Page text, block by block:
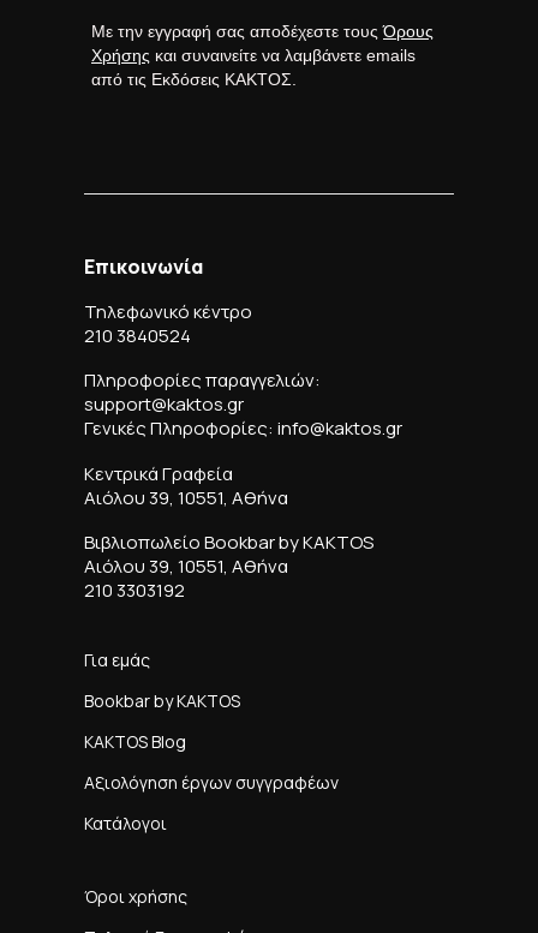
Με την εγγραφή σας αποδέχεστε τουςΌρους
Χρήσης και συναινείτε να λαμβάνετε emails
από τις Εκδόσεις ΚΑΚΤΟΣ.
Επικοινωνία
Τηλεφωνικό κέντρο
210 3840524
Πληροφορίες παραγγελιών:
support@kaktos.gr
Γενικές Πληροφορίες: info@kaktos.gr
Κεντρικά Γραφεία
Αιόλου 39, 10551, Αθήνα
Βιβλιοπωλείο Bookbar by KAKTOS
Αιόλου 39, 10551, Αθήνα
210 3303192
Για εμάς
Bookbar by KAKTOS
KAKTOS Blog
Αξιολόγηση έργων συγγραφέων
Κατάλογοι
Όροι χρήσης